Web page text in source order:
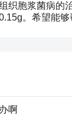
织胞浆菌病的
。希望能够
啊